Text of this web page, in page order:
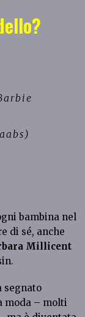
bambina nel
di sé, anche
Millicent
segnato
moda – molti